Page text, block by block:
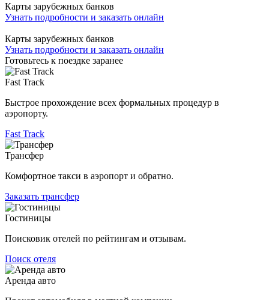
Карты зарубежных банков
Узнать подробности и заказать онлайн
Карты зарубежных банков
Узнать подробности и заказать онлайн
Готовьтесь к поездке заранее
Fast Track
Быстрое прохождение всех формальных процедур в
аэропорту.
Fast Track
Трансфер
Комфортное такси в аэропорт и обратно.
Заказать трансфер
Гостиницы
Поисковик отелей по рейтингам и отзывам.
Поиск отеля
Аренда авто